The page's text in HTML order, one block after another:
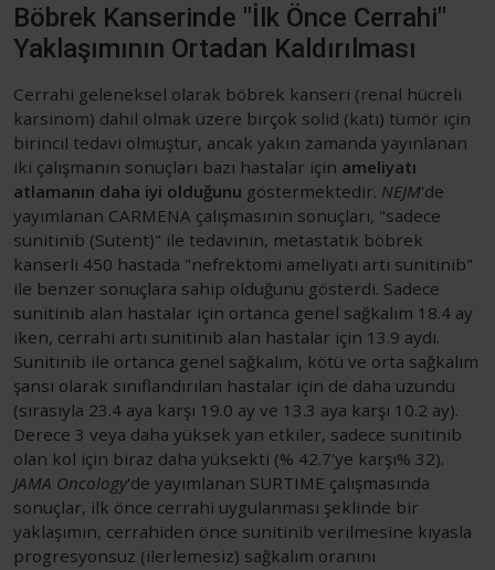
Böbrek Kanserinde "İlk Önce Cerrahi"
Yaklaşımının Ortadan Kaldırılması
Cerrahi geleneksel olarak böbrek kanseri (renal hücreli
karsinom) dahil olmak üzere birçok solid (katı) tümör için
birincil tedavi olmuştur, ancak yakın zamanda yayınlanan
iki çalışmanın sonuçları bazı hastalar için ameliyatı
atlamanın daha iyi olduğunu göstermektedir. NEJM'de
yayımlanan CARMENA çalışmasının sonuçları, "sadece
sunitinib (Sutent)" ile tedavinin, metastatik böbrek
kanserli 450 hastada "nefrektomi ameliyatı artı sunitinib"
ile benzer sonuçlara sahip olduğunu gösterdi. Sadece
sunitinib alan hastalar için ortanca genel sağkalım 18.4 ay
iken, cerrahi artı sunitinib alan hastalar için 13.9 aydı.
Sunitinib ile ortanca genel sağkalım, kötü ve orta sağkalım
şansı olarak sınıflandırılan hastalar için de daha uzundu
(sırasıyla 23.4 aya karşı 19.0 ay ve 13.3 aya karşı 10.2 ay).
Derece 3 veya daha yüksek yan etkiler, sadece sunitinib
olan kol için biraz daha yüksekti (% 42.7'ye karşı% 32).
JAMA Oncology'de yayımlanan SURTIME çalışmasında
sonuçlar, ilk önce cerrahi uygulanması şeklinde bir
yaklaşımın, cerrahiden önce sunitinib verilmesine kıyasla
progresyonsuz (ilerlemesiz) sağkalım oranını